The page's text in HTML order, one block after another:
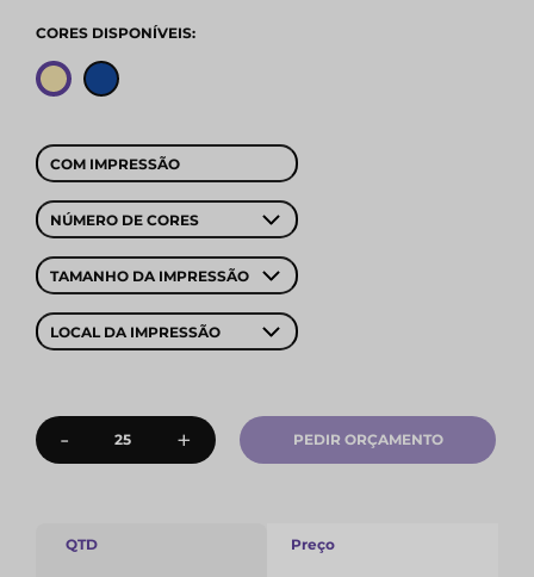
CORES DISPONÍVEIS:
COM IMPRESSÃO
NÚMERO DE CORES
TAMANHO DA IMPRESSÃO
LOCAL DA IMPRESSÃO
- + PEDIR ORÇAMENTO
QTD Preço